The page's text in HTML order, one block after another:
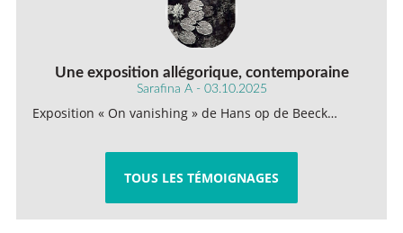
Une exposition allégorique, contemporaine
Sarafina A - 03.10.2025
Exposition « On vanishing » de Hans op de Beeck…
TOUS LES TÉMOIGNAGES